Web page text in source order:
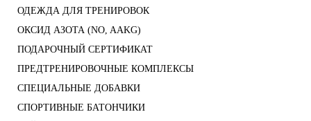
ОДЕЖДА ДЛЯ ТРЕНИРОВОК
ОКСИД АЗОТА (NO, AAKG)
ПОДАРОЧНЫЙ СЕРТИФИКАТ
ПРЕДТРЕНИРОВОЧНЫЕ КОМПЛЕКСЫ
СПЕЦИАЛЬНЫЕ ДОБАВКИ
СПОРТИВНЫЕ БАТОНЧИКИ